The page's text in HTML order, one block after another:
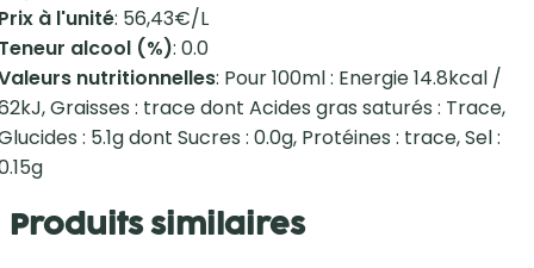
à l'unité: 56,43€/L
alcool (%): 0.0
nutritionnelles: Pour 100ml : Energie 14.8kcal /
Graisses : trace dont Acides gras saturés : Trace,
: 5.1g dont Sucres : 0.0g, Protéines : trace, Sel :
Produits similaires